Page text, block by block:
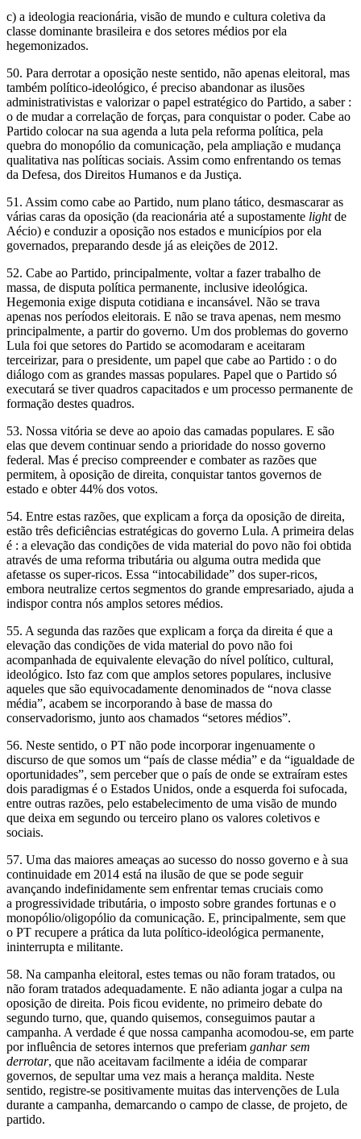
c) a ideologia reacionária, visão de mundo e cultura coletiva da
classe dominante brasileira e dos setores médios por ela
hegemonizados.
50. Para derrotar a oposição neste sentido, não apenas eleitoral, mas
também político-ideológico, é preciso abandonar as ilusões
administrativistas e valorizar o papel estratégico do Partido, a saber :
o de mudar a correlação de forças, para conquistar o poder. Cabe ao
Partido colocar na sua agenda a luta pela reforma política, pela
quebra do monopólio da comunicação, pela ampliação e mudança
qualitativa nas políticas sociais. Assim como enfrentando os temas
da Defesa, dos Direitos Humanos e da Justiça.
51. Assim como cabe ao Partido, num plano tático, desmascarar as
várias caras da oposição (da reacionária até a supostamente lightde
Aécio) e conduzir a oposição nos estados e municípios por ela
governados, preparando desde já as eleições de 2012.
52. Cabe ao Partido, principalmente, voltar a fazer trabalho de
massa, de disputa política permanente, inclusive ideológica.
Hegemonia exige disputa cotidiana e incansável. Não se trava
apenas nos períodos eleitorais. E não se trava apenas, nem mesmo
principalmente, a partir do governo. Um dos problemas do governo
Lula foi que setores do Partido se acomodaram e aceitaram
terceirizar, para o presidente, um papel que cabe ao Partido : o do
diálogo com as grandes massas populares. Papel que o Partido só
executará se tiver quadros capacitados e um processo permanente de
formação destes quadros.
53. Nossa vitória se deve ao apoio das camadas populares. E são
elas que devem continuar sendo a prioridade do nosso governo
federal. Mas é preciso compreender e combater as razões que
permitem, à oposição de direita, conquistar tantos governos de
estado e obter 44% dos votos.
54. Entre estas razões, que explicam a força da oposição de direita,
estão três deficiências estratégicas do governo Lula. A primeira delas
é : a elevação das condições de vida material do povo não foi obtida
através de uma reforma tributária ou alguma outra medida que
afetasse os super-ricos. Essa “intocabilidade” dos super-ricos,
embora neutralize certos segmentos do grande empresariado, ajuda a
indispor contra nós amplos setores médios.
55. A segunda das razões que explicam a força da direita é que a
elevação das condições de vida material do povo não foi
acompanhada de equivalente elevação do nível político, cultural,
ideológico. Isto faz com que amplos setores populares, inclusive
aqueles que são equivocadamente denominados de “nova classe
média”, acabem se incorporando à base de massa do
conservadorismo, junto aos chamados “setores médios”.
56. Neste sentido, o PT não pode incorporar ingenuamente o
discurso de que somos um “país de classe média” e da “igualdade de
oportunidades”, sem perceber que o país de onde se extraíram estes
dois paradigmas é o Estados Unidos, onde a esquerda foi sufocada,
entre outras razões, pelo estabelecimento de uma visão de mundo
que deixa em segundo ou terceiro plano os valores coletivos e
sociais.
57. Uma das maiores ameaças ao sucesso do nosso governo e à sua
continuidade em 2014 está na ilusão de que se pode seguir
avançando indefinidamente sem enfrentar temas cruciais como
a progressividade tributária, o imposto sobre grandes fortunas e o
monopólio/oligopólio da comunicação. E, principalmente, sem que
o PT recupere a prática da luta político-ideológica permanente,
ininterrupta e militante.
58. Na campanha eleitoral, estes temas ou não foram tratados, ou
não foram tratados adequadamente. E não adianta jogar a culpa na
oposição de direita. Pois ficou evidente, no primeiro debate do
segundo turno, que, quando quisemos, conseguimos pautar a
campanha. A verdade é que nossa campanha acomodou-se, em parte
por influência de setores internos que preferiam ganhar sem
derrotar, que não aceitavam facilmente a idéia de comparar
governos, de sepultar uma vez mais a herança maldita. Neste
sentido, registre-se positivamente muitas das intervenções de Lula
durante a campanha, demarcando o campo de classe, de projeto, de
partido.